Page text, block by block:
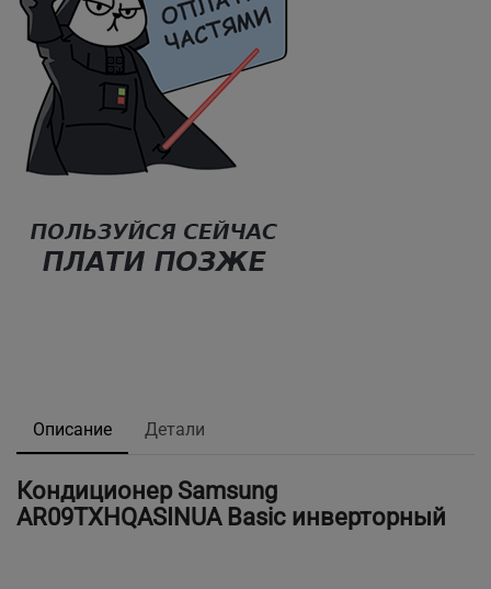
Описание Детали
Кондиционер Samsung
AR09TXHQASINUA Basic инверторный